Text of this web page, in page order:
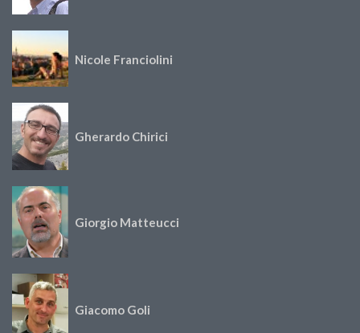
Nicole Franciolini
Gherardo Chirici
Giorgio Matteucci
Giacomo Goli